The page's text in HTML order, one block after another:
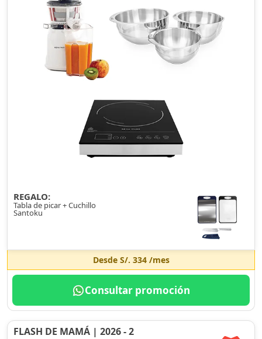
REGALO:
Tabla de picar + Cuchillo
Santoku
Desde S/. 334/mes
Consultar promoción
FLASH DE MAMÁ | 2026 - 2